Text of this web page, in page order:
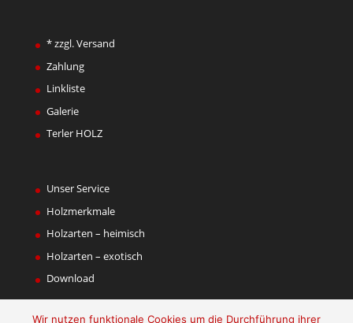
* zzgl. Versand
Zahlung
Linkliste
Galerie
Terler HOLZ
Unser Service
Holzmerkmale
Holzarten – heimisch
Holzarten – exotisch
Download
Wir nutzen funktionale Cookies um die Durchführung ihrer